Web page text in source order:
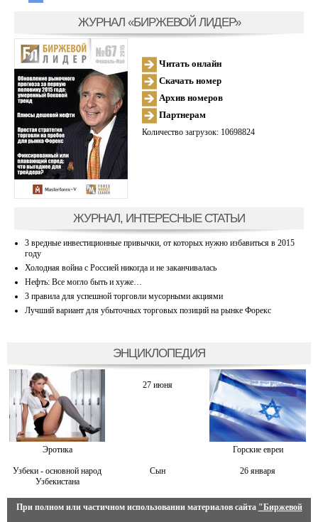
ЖУРНАЛ «БИРЖЕВОЙ ЛИДЕР»
Читать онлайн
Скачать номер
Архив номеров
Партнерам
Количество загрузок: 10698824
ЖУРНАЛ, ИНТЕРЕСНЫЕ СТАТЬИ
3 вредные инвестиционные привычки, от которых нужно избавиться в 2015
году
Холодная война с Россией никогда и не заканчивалась
Нефть: Все могло быть и хуже…
3 правила для успешной торговли мусорными акциями
Лучший вариант для убыточных торговых позиций на рынке Форекс
ЭНЦИКЛОПЕДИЯ
Эротика
27 июня
Горские евреи
Узбеки - основной народ
Узбекистана
Сын 26 января
При полном или частичном использовании материалов сайта "Биржевой